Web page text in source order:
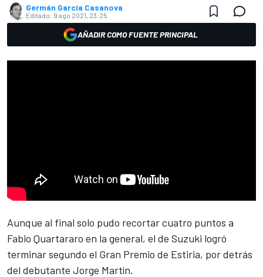
Germán Garcia Casanova
Editado: 9 ago 2021, 23:25
AÑADIR COMO FUENTE PRINCIPAL
Aunque al final solo pudo recortar cuatro puntos a
Fabio Quartararo en la general, el de Suzuki logró
terminarsegundo el Gran Premio de Estiria, por detrás
del debutante Jorge Martín.